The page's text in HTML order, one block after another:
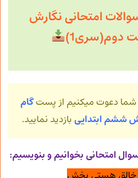
امتحانی نگارش
دوم(سری1)
دعوت میکنیم از پستگام
ششم ابتدایی بازدید نمایید.
امتحانی بخوانیم و بنویسیم: